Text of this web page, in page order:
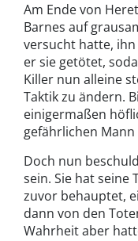
Am Ende von
Barnes auf
versucht hatte,
er sie getötet,
Killer nun alleine
Taktik zu ändern.
einigermaßen
gefährlichen
Doch nun
sein. Sie hat seine
zuvor behauptet,
dann von den
Wahrheit aber